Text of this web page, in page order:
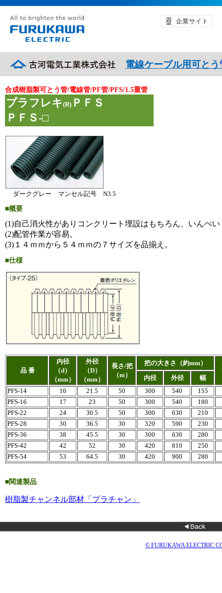
企業サイト
電線ケーブル用可と
合成樹脂製可とう管/電線管/PF管/PFS/1.5重管
プラフレキ(R) ＰＦＳ
ＰＦＳ-□
ダークグレー マンセル記号 N3.5
■概要
(1)自己消火性がありコンクリート埋設はもちろん、いんぺ
(2)配管作業が容易。
(3)１４ｍｍから５４ｍｍの７サイズを品揃え。
■仕様
品 番
内径
（d）
（mm）
外径
（D）
（mm）
長さ/把
（m）
把の大きさ（約mm）
内径 外径
幅
PFS-14
16 21.5 50 300 540
155
PFS-16
17 23 50 300 540
180
PFS-22
24 30.5 50 300 630
210
PFS-28
30 36.5 30 320 590
230
PFS-36
38 45.5 30 300 630
280
PFS-42
42 52 30 420 810
250
PFS-54
53 64.5 30 420 900 280
■関連製品
樹脂製チャンネル部材「プラチャン」
© FURUKAWA ELECTRIC